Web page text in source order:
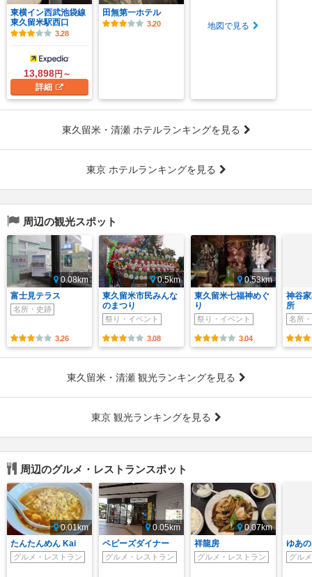
東横イン西武池袋線
東久留米駅西口
3.28
13,898円～
詳細
田無第一ホテル
3.20 地図で見る
東久留米・清瀬 ホテルランキングを見る
東京 ホテルランキングを見る
周辺の観光スポット
0.08km
富士見テラス
名所・史跡
3.26
0.5km
東久留米市民みんな
のまつり
祭り・イベント
3.08
0.53km
東久留米七福神めぐ
り
祭り・イベント
3.04
神谷
所
名所
東久留米・清瀬 観光ランキングを見る
東京 観光ランキングを見る
周辺のグルメ・レストランスポット
0.01km
たんたんめん Kai
グルメ・レストラン
0.05km
ペピーズダイナー
グルメ・レストラン
0.07km
祥龍房
グルメ・レストラン
ゆあ
グル